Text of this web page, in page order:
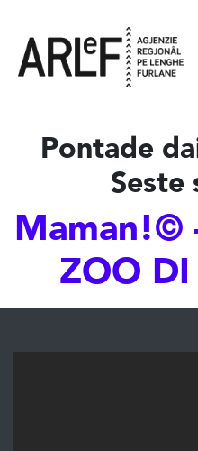
Pontade
Seste
Maman!©
ZOO